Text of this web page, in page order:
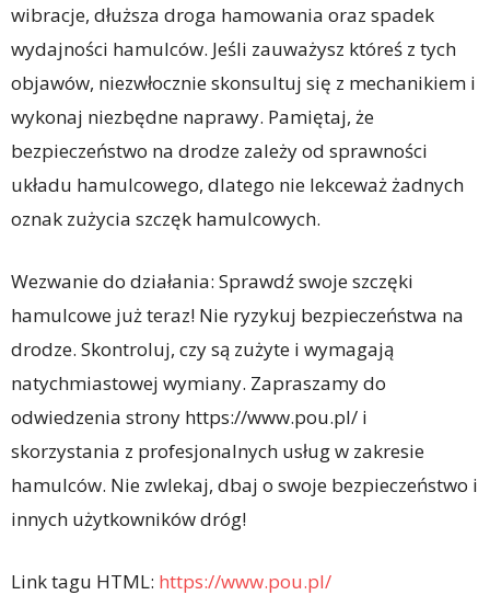
wibracje, dłuższa droga hamowania oraz spadek
wydajności hamulców. Jeśli zauważysz któreś z tych
objawów, niezwłocznie skonsultuj się z mechanikiem i
wykonaj niezbędne naprawy. Pamiętaj, że
bezpieczeństwo na drodze zależy od sprawności
układu hamulcowego, dlatego nie lekceważ żadnych
oznak zużycia szczęk hamulcowych.
Wezwanie do działania: Sprawdź swoje szczęki
hamulcowe już teraz! Nie ryzykuj bezpieczeństwa na
drodze. Skontroluj, czy są zużyte i wymagają
natychmiastowej wymiany. Zapraszamy do
odwiedzenia strony https://www.pou.pl/ i
skorzystania z profesjonalnych usług w zakresie
hamulców. Nie zwlekaj, dbaj o swoje bezpieczeństwo i
innych użytkowników dróg!
Link tagu HTML: https://www.pou.pl/